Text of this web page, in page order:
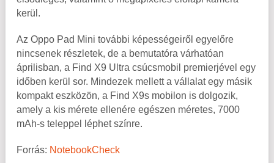
kerül.
Az Oppo Pad Mini további képességeiről egyelőre
nincsenek részletek, de a bemutatóra várhatóan
áprilisban, a Find X9 Ultra csúcsmobil premierjével egy
időben kerül sor. Mindezek mellett a vállalat egy másik
kompakt eszközön, a Find X9s mobilon is dolgozik,
amely a kis mérete ellenére egészen méretes, 7000
mAh-s teleppel léphet színre.
Forrás: NotebookCheck